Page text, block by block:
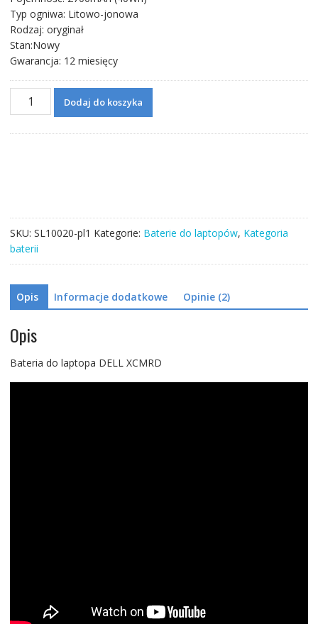
Typ ogniwa: Litowo-jonowa
Rodzaj: oryginał
Stan:Nowy
Gwarancja: 12 miesięcy
Bateria
Dodaj do koszyka
SKU: SL10020-pl1 Kategorie: Baterie do laptopów, Kategoria
baterii
Opis Informacje dodatkowe Opinie (2)
Opis
Bateria do laptopa DELL XCMRD